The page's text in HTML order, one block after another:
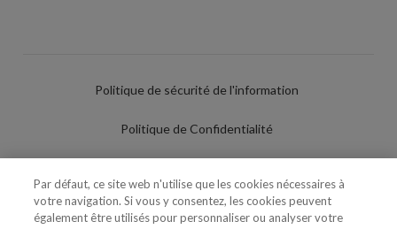
Politique de sécurité de l'information
Politique de Confidentialité
Politique de Cookies
Par défaut, ce site web n'utilise que les cookies nécessaires à
votre navigation. Si vous y consentez, les cookies peuvent
également être utilisés pour personnaliser ou analyser votre